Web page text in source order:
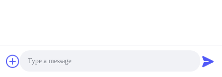
파워 윈도우 스위치 더 보기 > >